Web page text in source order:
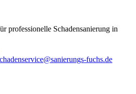
professionelle Schadensanierung in
fuchs.de